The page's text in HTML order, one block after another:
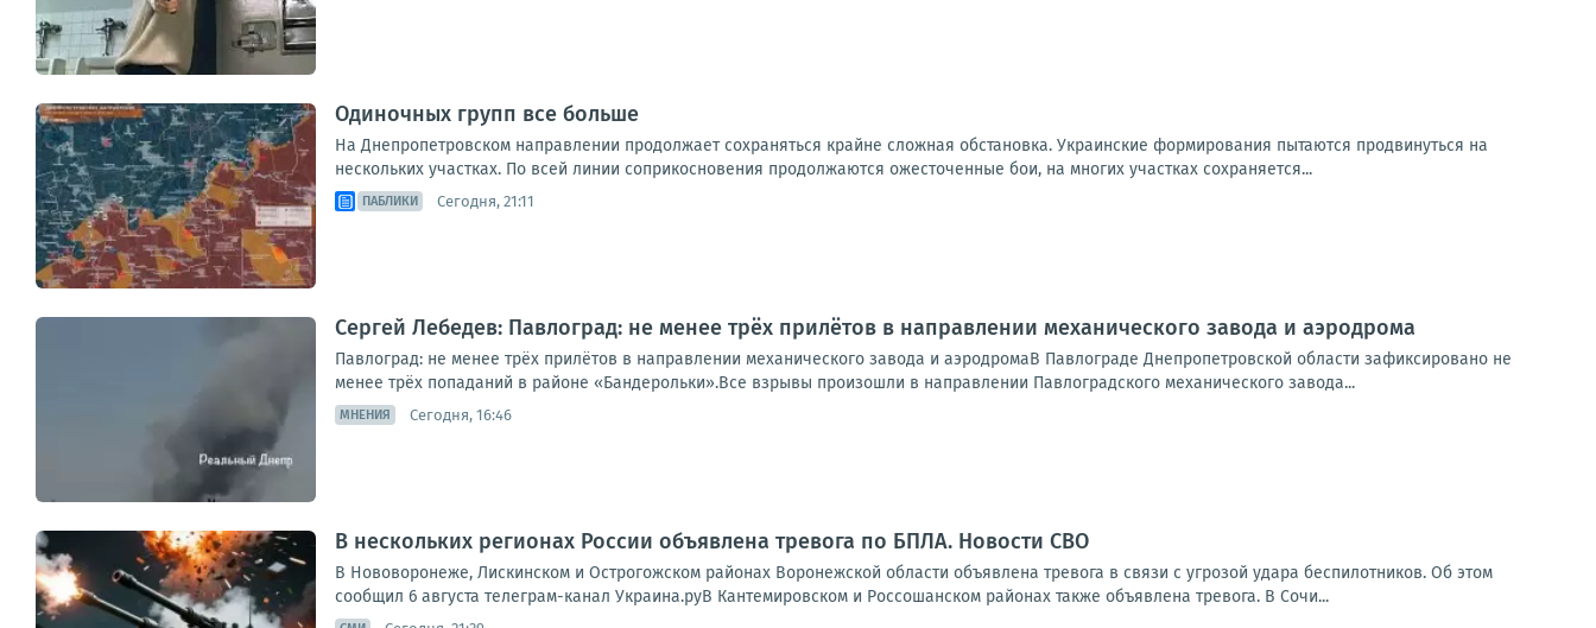
Одиночных групп все больше
На Днепропетровском направлении продолжает сохраняться крайне сложная обстановка. Украинские формирования пытаются продвинуться на
нескольких участках. По всей линии соприкосновения продолжаются ожесточенные бои, на многих участках сохраняется...
ПАБЛИКИ Сегодня, 21:11
Сергей Лебедев: Павлоград: не менее трёх прилётов в направлении механического завода и аэродрома
Павлоград: не менее трёх прилётов в направлении механического завода и аэродромаВ Павлограде Днепропетровской области зафиксировано не
менее трёх попаданий в районе «Бандерольки».Все взрывы произошли в направлении Павлоградского механического завода...
МНЕНИЯ Сегодня, 16:46
В нескольких регионах России объявлена тревога по БПЛА. Новости СВО
В Нововоронеже, Лискинском и Острогожском районах Воронежской области объявлена тревога в связи с угрозой удара беспилотников. Об этом
сообщил 6 августа телеграм-канал Украина.руВ Кантемировском и Россошанском районах также объявлена тревога. В Сочи...